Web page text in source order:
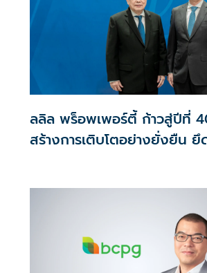
ลลิล พร็อพเพอร์ตี้ ก้าวสู่ปีที่
สร้างการเติบโตอย่างยั่งยืน ยึ